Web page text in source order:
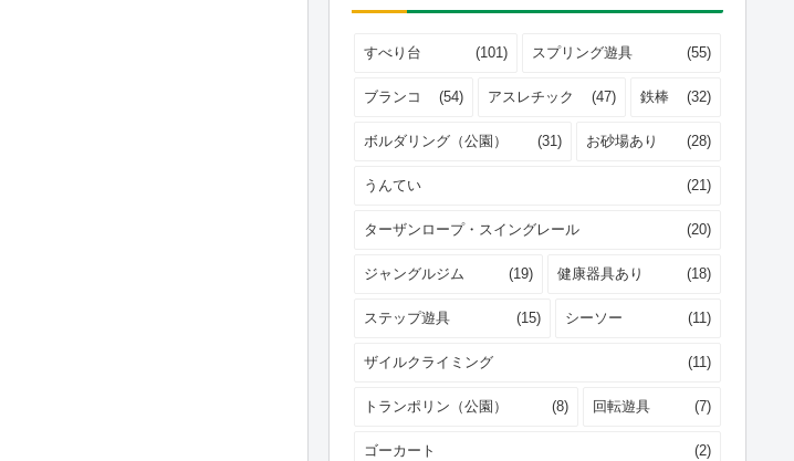
すべり台 (101) スプリング遊具 (55)
ブランコ (54) アスレチック (47) 鉄棒 (32)
ボルダリング（公園） (31) お砂場あり (28)
うんてい (21)
ターザンロープ・スイングレール (20)
ジャングルジム (19) 健康器具あり (18)
ステップ遊具 (15) シーソー (11)
ザイルクライミング (11)
トランポリン（公園） (8) 回転遊具 (7)
ゴーカート (2)